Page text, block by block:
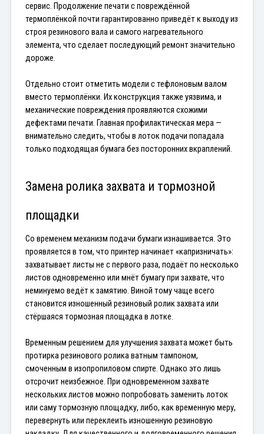
сервис. Продолжение печати с повреждённой
термоплёнкой почти гарантированно приведёт к выходу из
строя резинового вала и самого нагревательного
элемента, что сделает последующий ремонт значительно
дороже.
Отдельно стоит отметить модели с тефлоновым валом
вместо термоплёнки. Их конструкция также уязвима, и
механические повреждения проявляются схожими
дефектами печати. Главная профилактическая мера —
внимательно следить, чтобы в лоток подачи попадала
только подходящая бумага без посторонних вкраплений.
Замена ролика захвата и тормозной
площадки
Со временем механизм подачи бумаги изнашивается. Это
проявляется в том, что принтер начинает «капризничать»:
захватывает листы не с первого раза, подаёт по несколько
листов одновременно или мнёт бумагу при захвате, что
неминуемо ведёт к замятию. Виной тому чаще всего
становится изношенный резиновый ролик захвата или
стёршаяся тормозная площадка в лотке.
Временным решением для улучшения захвата может быть
протирка резинового ролика ватным тампоном,
смоченным в изопропиловом спирте. Однако это лишь
отсрочит неизбежное. При одновременном захвате
нескольких листов можно попробовать заменить лоток
или саму тормозную площадку, либо, как временную меру,
перевернуть или переклеить изношенную резиновую